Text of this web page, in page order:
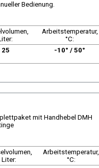
Bedienung.
Arbeitstemperatur,
°C:
25 -10° / 50°
mit Handhebel DMH
Liter:
Arbeitstemperatur,
°C: